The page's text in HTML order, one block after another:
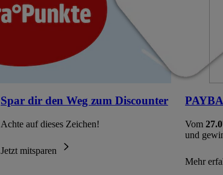
Spar dir den Weg zum Discounter
Achte auf dieses Zeichen!
Jetzt mitsparen
Vom
und
Mehr